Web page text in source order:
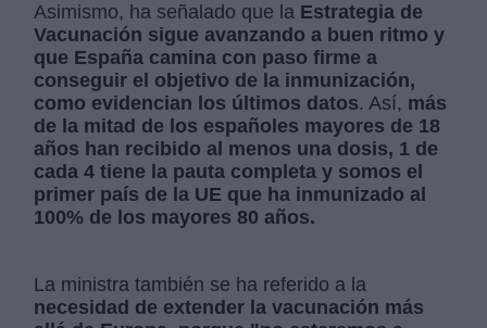
Asimismo, ha señalado que la Estrategia de
Vacunación sigue avanzando a buen ritmo y
que España camina con paso firme a
conseguir el objetivo de la inmunización,
como evidencian los últimos datos. Así, más
de la mitad de los españoles mayores de 18
años han recibido al menos una dosis, 1 de
cada 4 tiene la pauta completa y somos el
primer país de la UE que ha inmunizado al
100% de los mayores 80 años.
La ministra también se ha referido a la
necesidad de extender la vacunación más